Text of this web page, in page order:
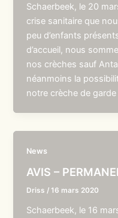
Schaerbeek, le 20
crise sanitaire que
peu d’enfants
d’accueil, nous
nos crèches sauf
néanmoins la
notre crèche de garde
News
AVIS –
Driss /16 mars 2020
Schaerbeek, le 16